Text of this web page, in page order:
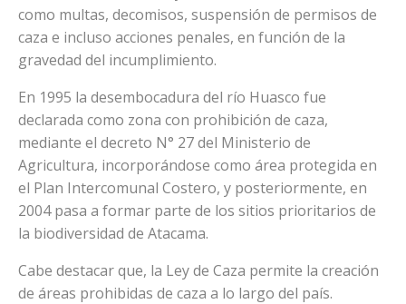
como multas, decomisos, suspensión de permisos de
caza e incluso acciones penales, en función de la
gravedad del incumplimiento.
En 1995 la desembocadura del río Huasco fue
declarada como zona con prohibición de caza,
mediante el decreto N° 27 del Ministerio de
Agricultura, incorporándose como área protegida en
el Plan Intercomunal Costero, y posteriormente, en
2004 pasa a formar parte de los sitios prioritarios de
la biodiversidad de Atacama.
Cabe destacar que, la Ley de Caza permite la creación
de áreas prohibidas de caza a lo largo del país.